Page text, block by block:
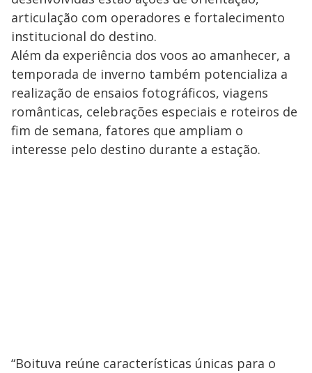
articulação com operadores e fortalecimento
institucional do destino.
Além da experiência dos voos ao amanhecer, a
temporada de inverno também potencializa a
realização de ensaios fotográficos, viagens
românticas, celebrações especiais e roteiros de
fim de semana, fatores que ampliam o
interesse pelo destino durante a estação.
“Boituva reúne características únicas para o